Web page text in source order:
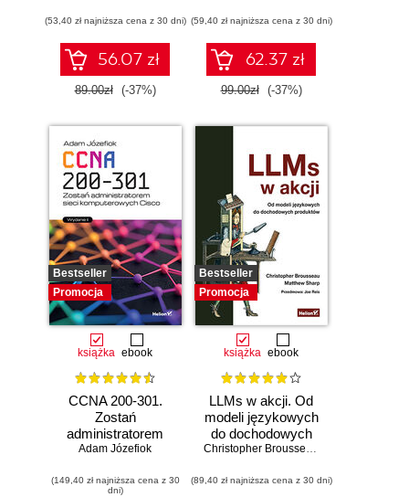
(53,40 zł najniższa cena z 30 dni)
56.07 zł
89.00zł (-37%)
gotowych do pracy
(59,40 zł najniższa cena z 30 dni)
62.37 zł
99.00zł (-37%)
Bestseller
Promocja
książka ebook
CCNA 200-301.
Zostań
administratorem
sieci
Cisco. Wydanie II
Adam Józefiok
(149,40 zł najniższa cena z 30
dni)
Bestseller
Promocja
książka ebook
LLMs w akcji. Od
modeli językowych
do dochodowych
produktów
Christopher Brousseau
(89,40 zł najniższa cena z 30 dni)